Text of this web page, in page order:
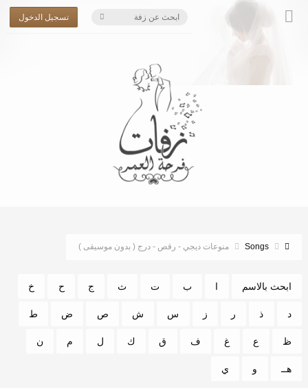
تسجيل الدخول
Songs منوعات ديجي - رقص - درج ( بدون موسيقى )
ابحث بالاسم ا ب ت ث ج ح خ
د ذ ر ز س ش ص ض ط
ظ ع غ ف ق ك ل م ن
هــ و ي